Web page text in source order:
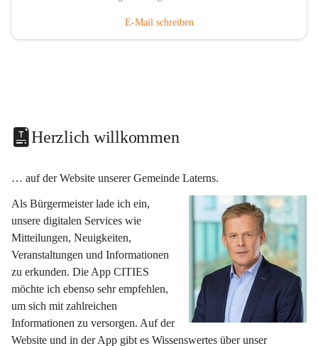
E-Mail schreiben
Herzlich willkommen
… auf der Website unserer Gemeinde Laterns.
Als Bürgermeister lade ich ein,
unsere digitalen Services wie
Mitteilungen, Neuigkeiten,
Veranstaltungen und Informationen
zu erkunden. Die App CITIES
möchte ich ebenso sehr empfehlen,
um sich mit zahlreichen
Informationen zu versorgen. Auf der
Website und in der App gibt es Wissenswertes über unser